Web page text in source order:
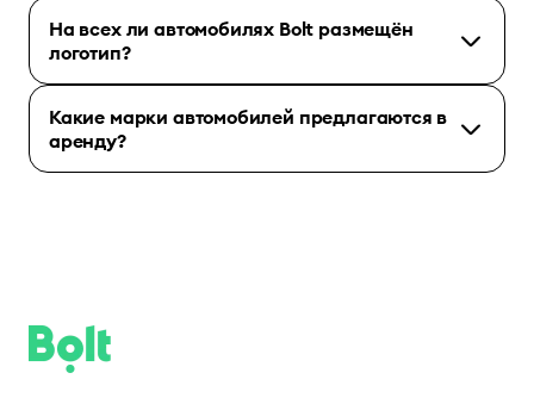
На всех ли автомобилях Bolt размещён
логотип?
Какие марки автомобилей предлагаются в
аренду?